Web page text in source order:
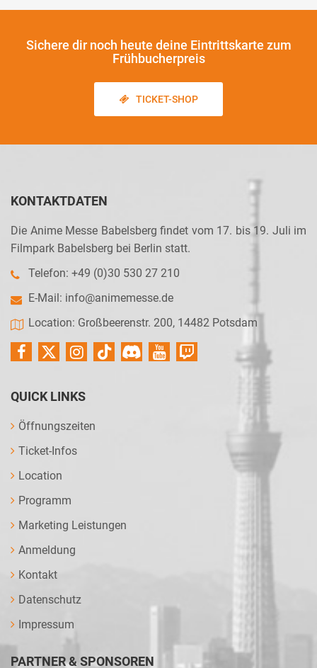
Sichere dir noch heute deine Eintrittskarte zum
Frühbucherpreis
TICKET-SHOP
KONTAKTDATEN
Die Anime Messe Babelsberg findet vom 17. bis 19. Juli im
Filmpark Babelsberg bei Berlin statt.
Telefon: +49 (0)30 530 27 210
E-Mail: info@animemesse.de
Location: Großbeerenstr. 200, 14482 Potsdam
QUICK LINKS
Öffnungszeiten
Ticket-Infos
Location
Programm
Marketing Leistungen
Anmeldung
Kontakt
Datenschutz
Impressum
PARTNER & SPONSOREN